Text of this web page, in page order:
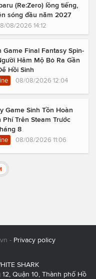
(Re:Zero) lồng tiếng,
sóng đầu năm 2027
08/2026 14:12
Game Final Fantasy Spin-
Hâm Mộ Bỏ Ra Gần
Hồi Sinh
08/08/2026 12:04
Game Sinh Tồn Hoàn
Phí Trên Steam Trước
8
08/08/2026 11:06
- Privacy policy
SHARK
Quận 10, Thành phố Hồ